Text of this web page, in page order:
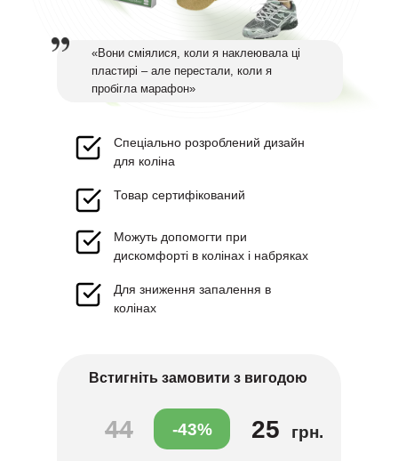
Спеціально розроблений дизайн
для коліна
Товар сертифікований
Для зниження запалення в
колінах
Можуть допомогти при
дискомфорті в колінах і набряках
44 25 грн.
Встигніть замовити з вигодою
-43%
«Вони сміялися, коли я наклеювала ці
пластирі – але перестали, коли я
пробігла марафон»